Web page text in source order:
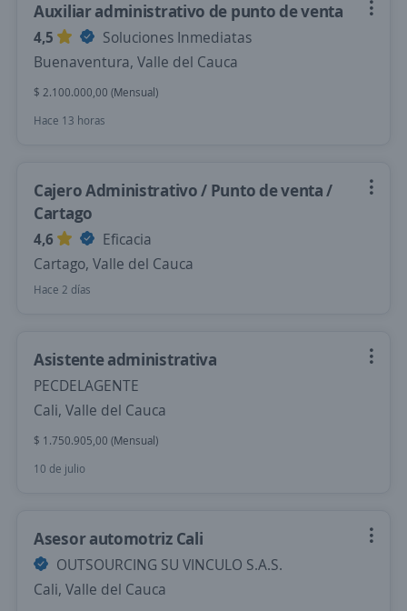
Auxiliar administrativo de punto de venta
4,5
Soluciones Inmediatas
Buenaventura, Valle del Cauca
$ 2.100.000,00 (Mensual)
Hace 13 horas
Cajero Administrativo / Punto de venta /
Cartago
4,6
Eficacia
Cartago, Valle del Cauca
Hace 2 días
Asistente administrativa
PECDELAGENTE
Cali, Valle del Cauca
$ 1.750.905,00 (Mensual)
10 de julio
Asesor automotriz Cali
OUTSOURCING SU VINCULO S.A.S.
Cali, Valle del Cauca